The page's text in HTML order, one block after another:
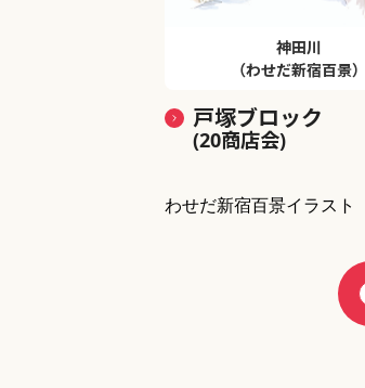
神田川
（わせだ新宿百景）
戸塚ブロック
(20商店会)
わせだ新宿百景イラスト